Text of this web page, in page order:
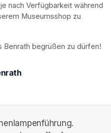
nach Verfügbarkeit während
Museumsshop zu
Benrath begrüßen zu dürfen!